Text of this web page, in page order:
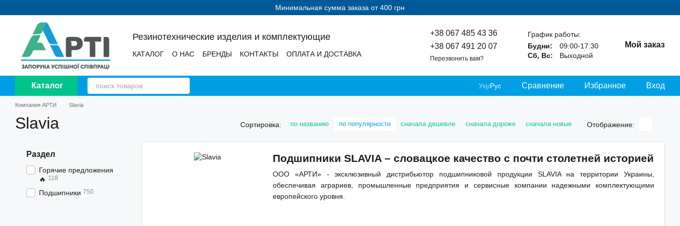
Минимальная сумма заказа от 400 грн
Резинотехнические изделия и комплектующие
КАТАЛОГ О НАС БРЕНДЫ КОНТАКТЫ
ОПЛАТА И ДОСТАВКА
+38 067 485 43 36
+38 067 491 20 07
Перезвонить вам?
График работы:
Будни:
09:00-17:30
Сб, Вс:
Выходной
Мой заказ
Каталог УкрРус Сравнение Избранное Вход
Компания АРТИ Slavia
Slavia Сортировка: по названию по популярности сначала дешевле сначала дороже сначала новые Отображение:
Подшипники SLAVIA – словацкое качество с почти столетней историей
ООО «АРТИ» - эксклюзивный дистрибьютор подшипниковой продукции SLAVIA на территории Украины,
обеспечивая аграриев, промышленные предприятия и сервисные компании надежными комплектующими
европейского уровня.
Раздел
Горячие предложения
🔥 118
Подшипники 750